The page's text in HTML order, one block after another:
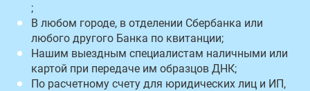
;
В любом городе, в отделении Сбербанка или
любого другого Банка по квитанции;
Нашим выездным специалистам наличными или
картой при передаче им образцов ДНК;
По расчетному счету для юридических лиц и ИП,